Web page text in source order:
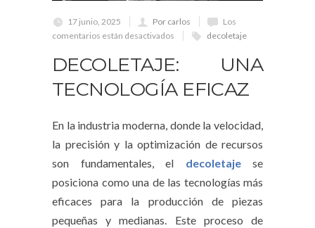
17 junio, 2025 Por carlos
Los
comentarios están desactivados
decoletaje
DECOLETAJE: UNA
TECNOLOGÍA EFICAZ
En la industria moderna, donde la velocidad,
la precisión y la optimización de recursos
son fundamentales, el decoletajese
posiciona como una de las tecnologías más
eficaces para la producción de piezas
pequeñas y medianas. Este proceso de